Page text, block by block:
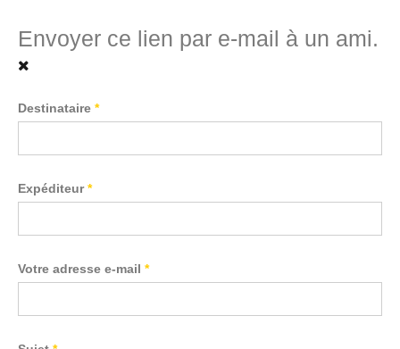
Envoyer ce lien par e-mail à un ami.
Destinataire *
Expéditeur*
Votre adresse e-mail *